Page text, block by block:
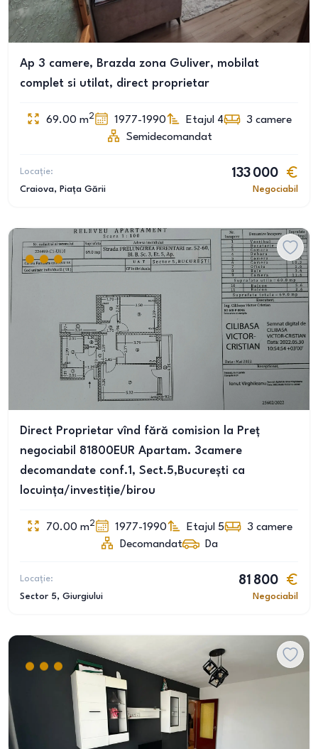
Ap 3 camere, Brazda zona Guliver, mobilat
complet si utilat, direct proprietar
69.00 m2 1977-1990 Etajul 4 3 camere
Semidecomandat
Locație:
Craiova, Piața Gării
133 000
Negociabil
Direct Proprietar vînd fără comision la Preț
negociabil 81800EUR Apartam. 3camere
decomandate conf.1, Sect.5,București ca
locuința/investiție/birou
70.00 m2 1977-1990 Etajul 5 3 camere
Decomandat
Da
Locație:
Sector 5, Giurgiului
81 800
Negociabil